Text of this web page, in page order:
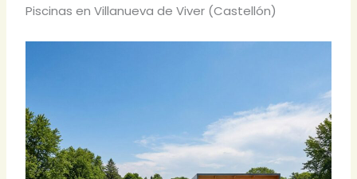
Piscinas en Villanueva de Viver (Castellón)